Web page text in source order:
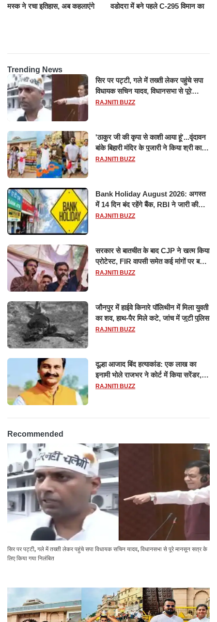
मस्क ने रचा इतिहास, अब कहलाएंगे
वडोदरा में बने पहले C-295 विमान का
Trending News
सिर पर पट्टी, गले में तख्ती लेकर पहुंचे सपा
विधायक सचिन यादव, विधानसभा से पूरे
मानसून सत्र के लिए किया गया निलंबित
RAJNITI BUZZ
'ठाकुर जी की कृपा से काशी आया हूं'...वृंदावन
बांके बिहारी मंदिर के पुजारी ने किया श्री काशी
विश्वनाथ का जलाभिषेक
RAJNITI BUZZ
Bank Holiday August 2026: अगस्त
में 14 दिन बंद रहेंगे बैंक, RBI ने जारी की
छुट्टियों की लिस्ट​​​​​​​
RAJNITI BUZZ
सरकार से बातचीत के बाद CJP ने खत्म किया
प्रोटेस्ट, FIR वापसी समेत कई मांगों पर बनी
सहमति
RAJNITI BUZZ
जौनपुर में हाईवे किनारे पॉलिथीन में मिला युवती
का शव, हाथ-पैर मिले कटे, जांच में जुटी पुलिस
RAJNITI BUZZ
दूल्हा आजाद बिंद हत्याकांड: एक लाख का
इनामी भोले राजभर ने कोर्ट में किया सरेंडर,
14 दिन के लिए भेजा गया जेल
RAJNITI BUZZ
Recommended
सिर पर पट्टी, गले में तख्ती लेकर पहुंचे सपा विधायक सचिन यादव, विधानसभा से पूरे मानसून सत्र के
लिए किया गया निलंबित